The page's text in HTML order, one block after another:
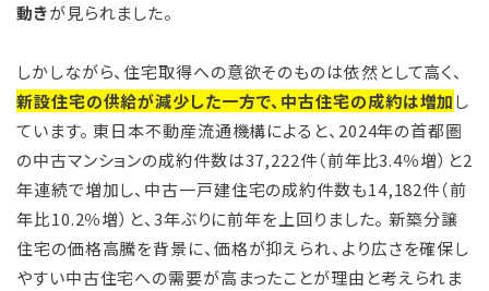
動きが見られました。
しかしながら、住宅取得への意欲そのものは依然として高く、
新設住宅の供給が減少した一方で、中古住宅の成約は増加し
ています。 東日本不動産流通機構によると、2024年の首都圏
の中古マンションの成約件数は37,222件（前年比3.4％増）と2
年連続で増加し、中古一戸建住宅の成約件数も14,182件（前
年比10.2％増）と、3年ぶりに前年を上回りました。 新築分譲
住宅の価格高騰を背景に、価格が抑えられ、より広さを確保し
やすい中古住宅への需要が高まったことが理由と考えられま